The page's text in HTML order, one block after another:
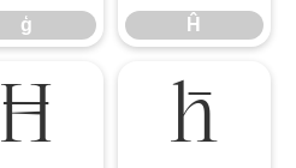
ģ Ĥ
Ħ ħ